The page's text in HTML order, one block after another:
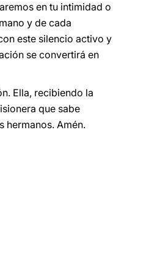
en tu intimidad o
y de cada
este silencio activo y
se convertirá en
Ella, recibiendo la
que sabe
hermanos. Amén.